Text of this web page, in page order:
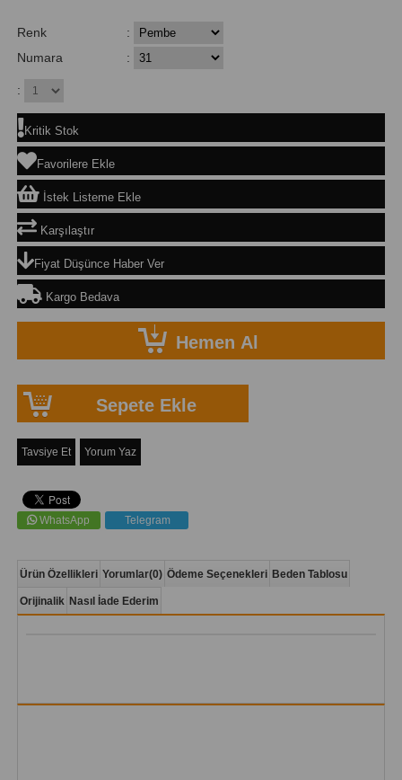
Renk
:
Numara
:
:
Kritik Stok
Favorilere Ekle
İstek Listeme Ekle
Karşılaştır
Fiyat Düşünce Haber Ver
Kargo Bedava
Tavsiye Et Yorum Yaz
WhatsApp Telegram
Ürün Özellikleri Yorumlar(0) Ödeme Seçenekleri Beden Tablosu
Orijinalik Nasıl İade Ederim